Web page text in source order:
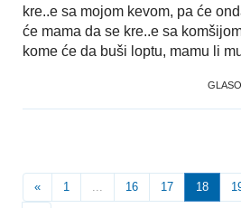
kre..e sa mojom kevom, pa će
će mama da se kre..e sa
kome će da buši loptu, mamu li
« 1 ... 16 17 18